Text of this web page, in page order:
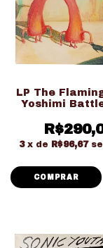
LP The
Yoshimi
Ed.
3 x de R$96,67